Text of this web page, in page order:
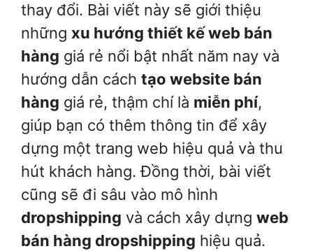
thay đổi. Bài viết này sẽ giới thiệu
những xu hướng thiết kế web bán
hàng giá rẻ nổi bật nhất năm nay và
hướng dẫn cách tạo website bán
hàng giá rẻ, thậm chí là miễn phí,
giúp bạn có thêm thông tin để xây
dựng một trang web hiệu quả và thu
hút khách hàng. Đồng thời, bài viết
cũng sẽ đi sâu vào mô hình
dropshipping và cách xây dựng web
bán hàng dropshipping hiệu quả.